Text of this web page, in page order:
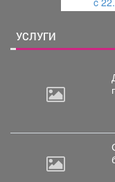
УСЛУГИ